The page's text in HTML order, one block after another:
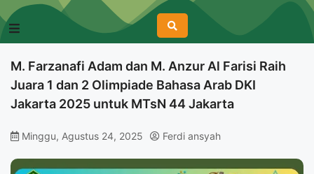
M. Farzanafi Adam dan M. Anzur Al Farisi Raih
Juara 1 dan 2 Olimpiade Bahasa Arab DKI
Jakarta 2025 untuk MTsN 44 Jakarta
Minggu, Agustus 24, 2025 Ferdi ansyah